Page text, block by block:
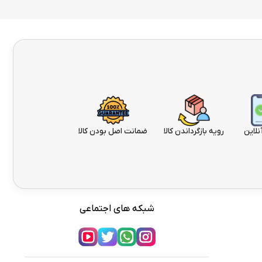
رویه بازگرداندن کالا ضمانت اصل بودن کالا
شبکه های اجتماعی